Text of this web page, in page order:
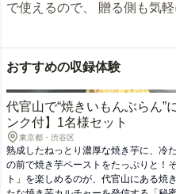
で使えるので、 贈る側も気軽
おすすめの収録体験
代官山で“焼きいもんぶらん”
ンク付】1名様セット
東京都・渋⾕区
熟成したねっとり濃厚な焼き芋に、冷
の前で焼き芋ペーストをたっぷりと！
ト」を楽しめるのが、代官山にある焼